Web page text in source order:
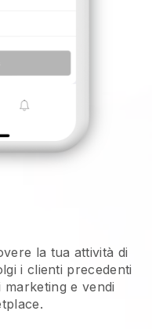
la tua attività di
i clienti precedenti
e vendi